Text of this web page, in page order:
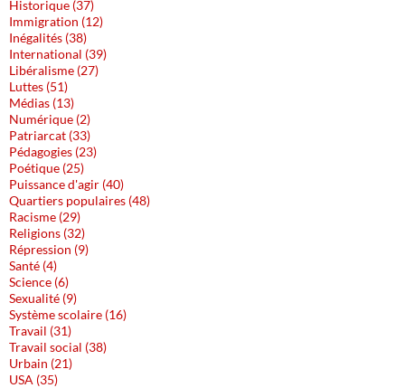
Historique (37)
Immigration (12)
Inégalités (38)
International (39)
Libéralisme (27)
Luttes (51)
Médias (13)
Numérique (2)
Patriarcat (33)
Pédagogies (23)
Poétique (25)
Puissance d'agir (40)
Quartiers populaires (48)
Racisme (29)
Religions (32)
Répression (9)
Santé (4)
Science (6)
Sexualité (9)
Système scolaire (16)
Travail (31)
Travail social (38)
Urbain (21)
USA (35)